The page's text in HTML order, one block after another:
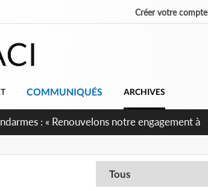
Créer votre compte
COMMUNIQUÉS ARCHIVES
: « Renouvelons notre engagement à